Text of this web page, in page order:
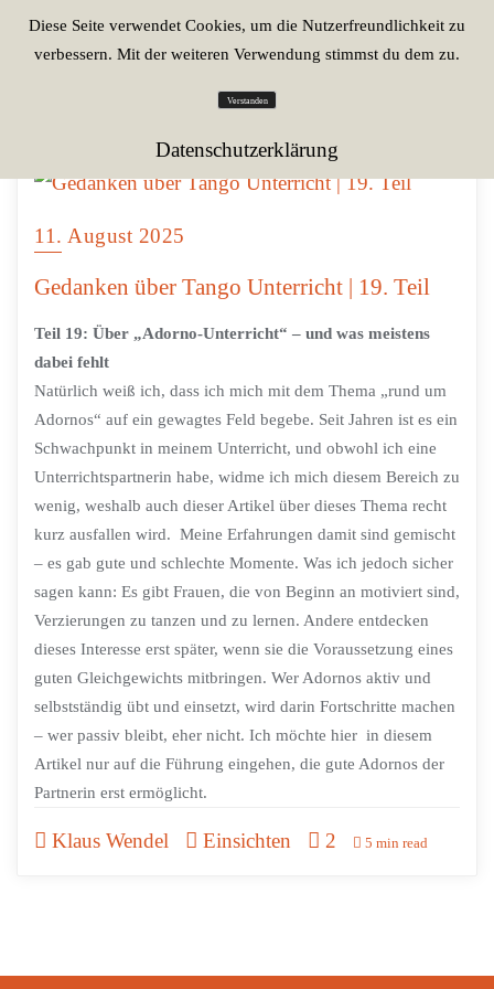
11. August 2025
Gedanken über Tango Unterricht | 19. Teil
Teil 19: Über „Adorno-Unterricht“ – und was meistens
dabei fehlt
Natürlich weiß ich, dass ich mich mit dem Thema „rund um
Adornos“ auf ein gewagtes Feld begebe. Seit Jahren ist es ein
Schwachpunkt in meinem Unterricht, und obwohl ich eine
Unterrichtspartnerin habe, widme ich mich diesem Bereich zu
wenig, weshalb auch dieser Artikel über dieses Thema recht
kurz ausfallen wird. Meine Erfahrungen damit sind gemischt
– es gab gute und schlechte Momente. Was ich jedoch sicher
sagen kann: Es gibt Frauen, die von Beginn an motiviert sind,
Verzierungen zu tanzen und zu lernen. Andere entdecken
dieses Interesse erst später, wenn sie die Voraussetzung eines
guten Gleichgewichts mitbringen. Wer Adornos aktiv und
selbstständig übt und einsetzt, wird darin Fortschritte machen
– wer passiv bleibt, eher nicht. Ich möchte hier in diesem
Artikel nur auf die Führung eingehen, die gute Adornos der
Partnerin erst ermöglicht.
Klaus Wendel Einsichten 2 5 min read
Diese Seite verwendet Cookies, um die Nutzerfreundlichkeit zu
verbessern. Mit der weiteren Verwendung stimmst du dem zu.
Verstanden
Datenschutzerklärung